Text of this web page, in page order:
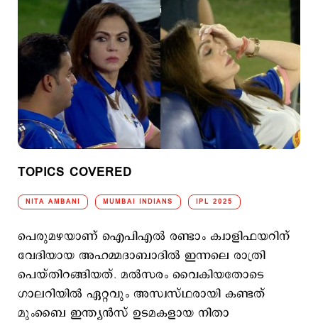
TOPICS COVERED
NITA AMBANI MUMBAI INDIANS IPL 2025
പെരുമഴയാണ് ഐപിഎല്‍ രണ്ടാം ക്വാളിഫയറിന്
വേദിയായ അഹമ്മദാബാദില്‍ ഇന്നലെ രാത്രി
പെയ്തിറങ്ങിയത്. മല്‍സരം വൈകിയതോടെ
ഗാലറിയില്‍ ഏറ്റവും അസ്വസ്ഥരായി കണ്ടത്
മുംബൈ ഇന്ത്യന്‍സ് ഉടമകളായ നിതാ